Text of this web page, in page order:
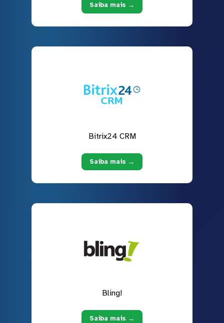
Saiba mais →
Bitrix24 CRM
Saiba mais →
Bling!
Saiba mais →